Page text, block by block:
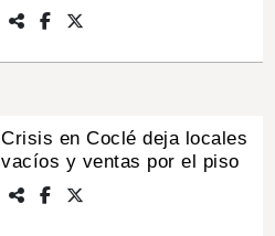
Crisis en Coclé deja locales
vacíos y ventas por el piso